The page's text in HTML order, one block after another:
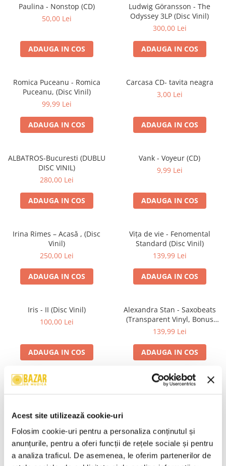
Acest site utilizează cookie-uri
Folosim cookie-uri pentru a personaliza conținutul și
anunțurile, pentru a oferi funcții de rețele sociale și pentru
a analiza traficul. De asemenea, le oferim partenerilor de
Viniluri Românești
Colecția Electrecord
Paulina - Nonstop (CD)
50,00 Lei
ADAUGA IN COS
Ludwig Göransson - The
Odyssey 3LP (Disc Vinil)
300,00 Lei
ADAUGA IN COS
Romica Puceanu - Romica
Puceanu, (Disc Vinil)
99,99 Lei
ADAUGA IN COS
Carcasa CD- tavita neagra
3,00 Lei
ADAUGA IN COS
ALBATROS-Bucuresti (DUBLU
DISC VINIL)
280,00 Lei
ADAUGA IN COS
Vank - Voyeur (CD)
9,99 Lei
ADAUGA IN COS
Irina Rimes – Acasă , (Disc
Vinil)
250,00 Lei
ADAUGA IN COS
Vița de vie - Fenomental
Standard (Disc Vinil)
139,99 Lei
ADAUGA IN COS
Iris - II (Disc Vinil)
100,00 Lei
ADAUGA IN COS
Alexandra Stan - Saxobeats
(Transparent Vinyl, Bonus
Tracks) ) (Disc Vinil)
139,99 Lei
ADAUGA IN COS
Unknown Artist - Povești ,
ADAUGA IN COS
Genesis - We Can't Dance,
ADAUGA IN COS
R.E.M. - Monster , (CD)
Mădălina Manole - Dulce De